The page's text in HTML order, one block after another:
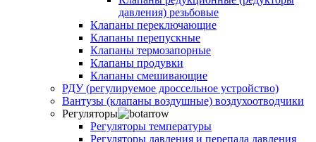
давления) резьбовые
Клапаны переключающие
Клапаны перепускные
Клапаны термозапорные
Клапаны продувки
Клапаны смешивающие
РДУ (регулируемое дроссельное устройство)
Вантузы (клапаны воздушные) воздухоотводчики
Регуляторы
Регуляторы температуры
Регуляторы давления и перепада давления